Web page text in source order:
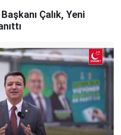
Çalık, Yeni